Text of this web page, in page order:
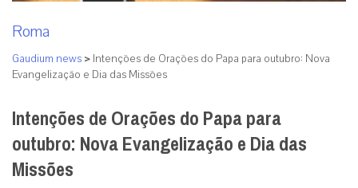
Roma
Gaudium news > Intenções de Orações do Papa para outubro: Nova
Evangelização e Dia das Missões
Intenções de Orações do Papa para
outubro: Nova Evangelização e Dia das
Missões